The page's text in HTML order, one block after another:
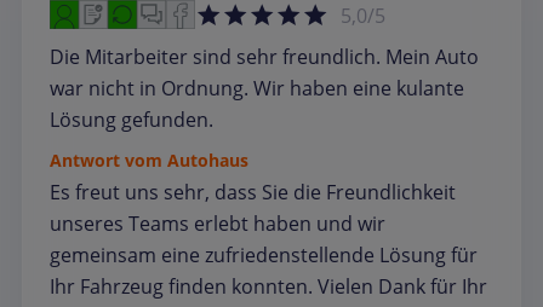
5,0/5
Die Mitarbeiter sind sehr freundlich. Mein Auto
war nicht in Ordnung. Wir haben eine kulante
Lösung gefunden.
Antwort vom Autohaus
Es freut uns sehr, dass Sie die Freundlichkeit
unseres Teams erlebt haben und wir
gemeinsam eine zufriedenstellende Lösung für
Ihr Fahrzeug finden konnten. Vielen Dank für Ihr